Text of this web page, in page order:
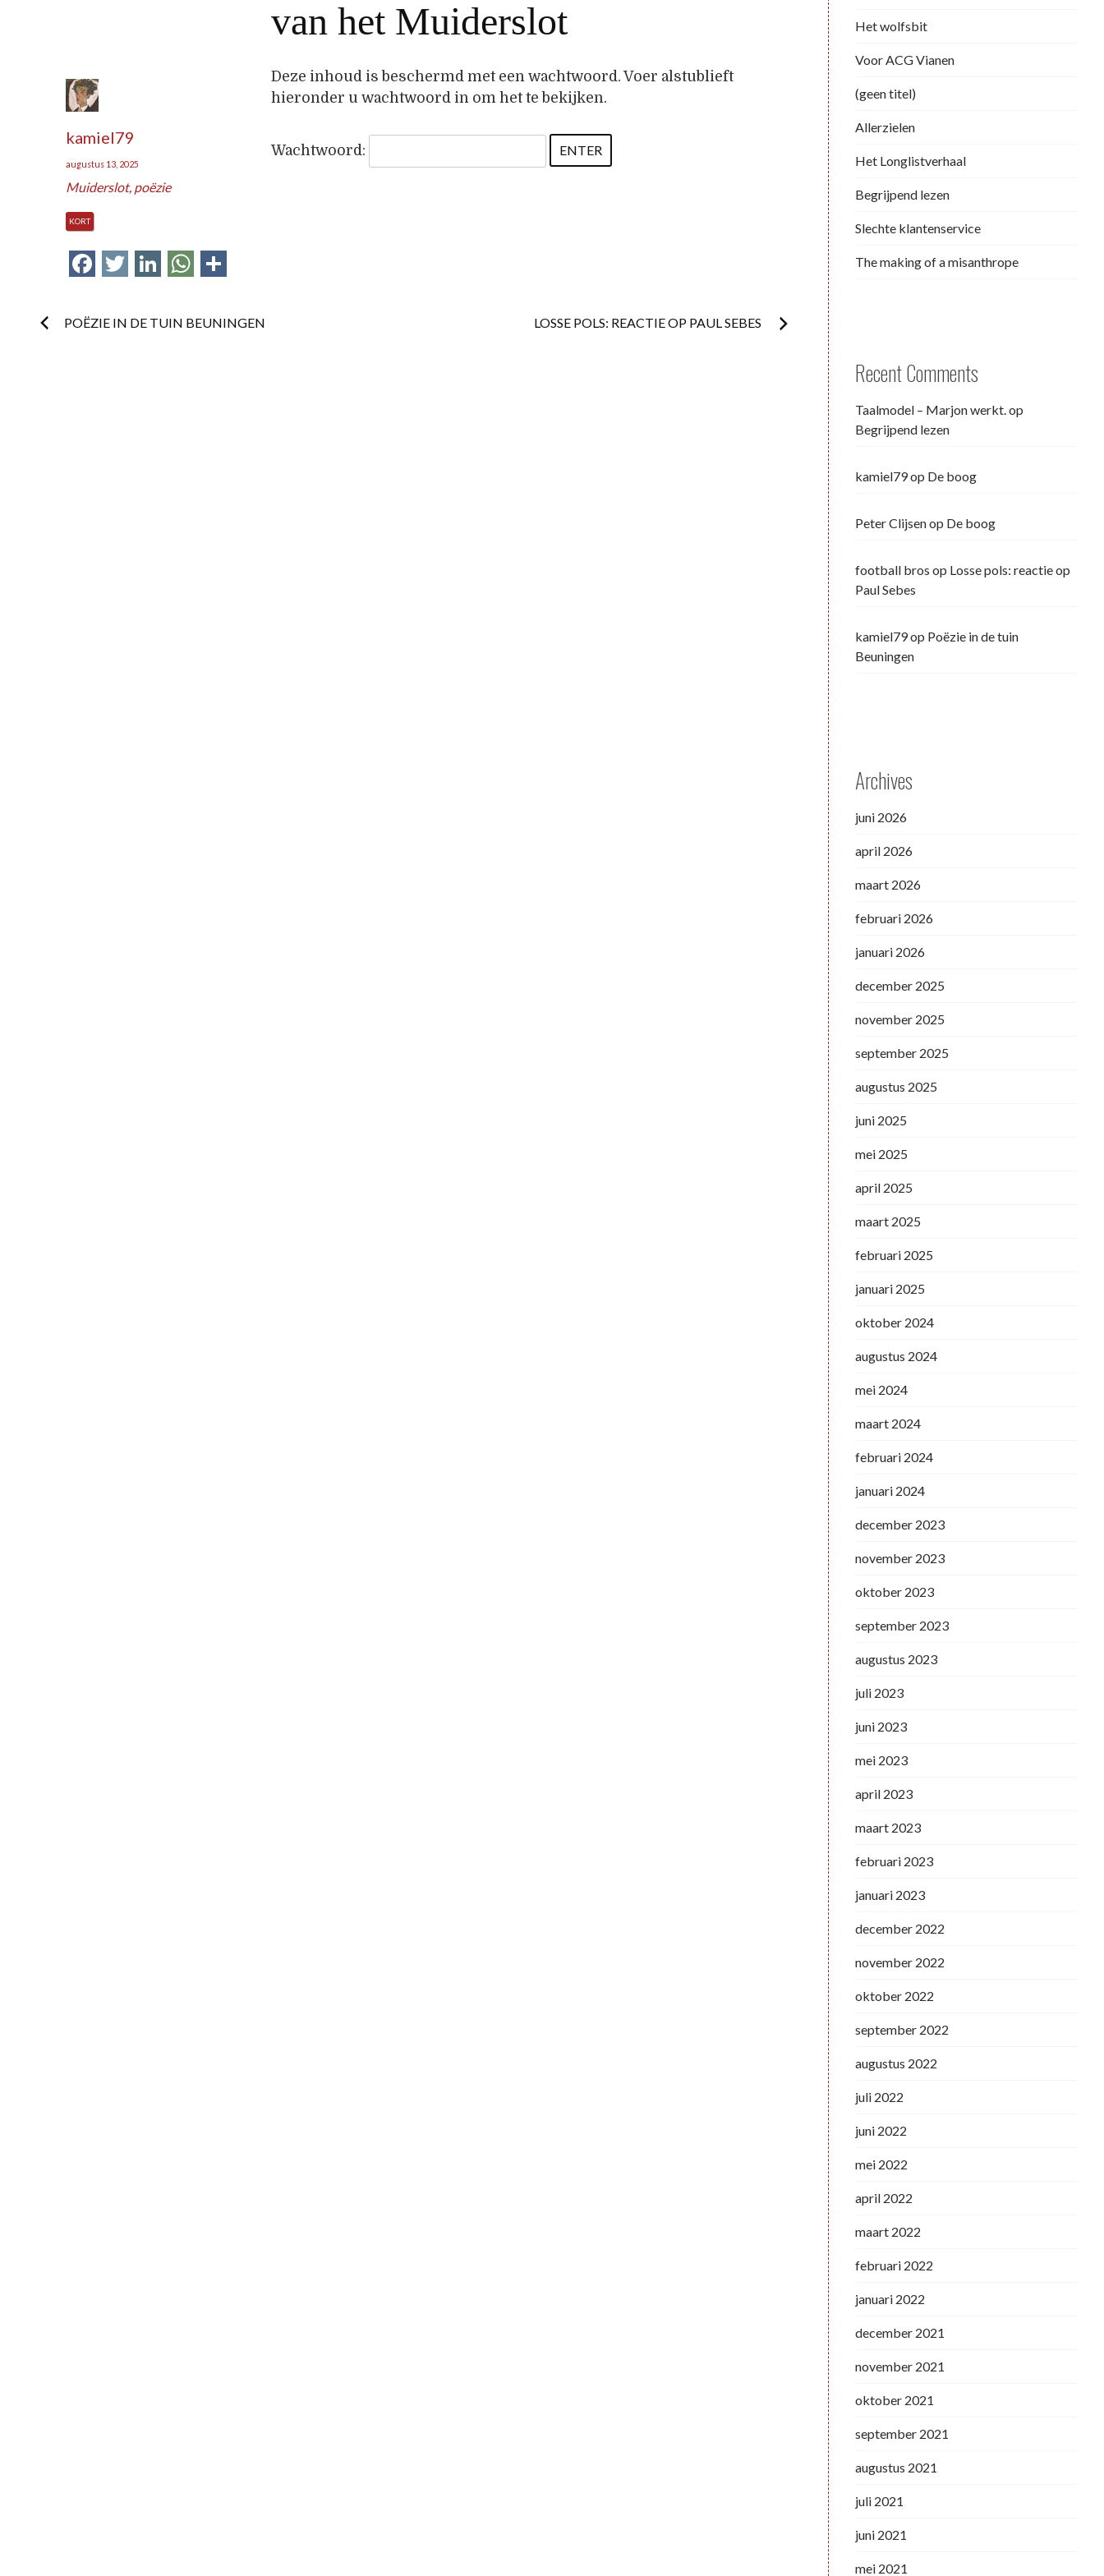
van het Muiderslot
kamiel79
augustus 13, 2025
Muiderslot, poëzie
KORT
Facebook
Twitter
LinkedInWhatsApp
Deze inhoud is beschermd met een wachtwoord. Voer alstublieft
hieronder u wachtwoord in om het te bekijken.
Wachtwoord:
Post
POËZIE IN DE TUIN BEUNINGEN LOSSE POLS: REACTIE OP PAUL SEBES
Het wolfsbit
Voor ACG Vianen
(geen titel)
Allerzielen
Het Longlistverhaal
Begrijpend lezen
Slechte klantenservice
The making of a misanthrope
Recent Comments
Taalmodel – Marjon werkt.op
Begrijpend lezen
kamiel79op De boog
Peter Clijsenop De boog
football bros op Losse pols: reactie op
Paul Sebes
kamiel79op Poëzie in de tuin
Beuningen
Archives
juni 2026
april 2026
maart 2026
februari 2026
januari 2026
december 2025
november 2025
september 2025
augustus 2025
juni 2025
mei 2025
april 2025
maart 2025
februari 2025
januari 2025
oktober 2024
augustus 2024
mei 2024
maart 2024
februari 2024
januari 2024
december 2023
november 2023
oktober 2023
september 2023
augustus 2023
juli 2023
juni 2023
mei 2023
april 2023
maart 2023
februari 2023
januari 2023
december 2022
november 2022
oktober 2022
september 2022
augustus 2022
juli 2022
juni 2022
mei 2022
april 2022
maart 2022
februari 2022
januari 2022
december 2021
november 2021
oktober 2021
september 2021
augustus 2021
juli 2021
juni 2021
mei 2021